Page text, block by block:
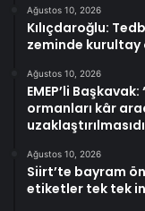
Ağustos 10, 2026
Kılıçdaroğlu:
zeminde kurultay
Ağustos 10, 2026
EMEP’li
ormanları kâr
Ağustos 10, 2026
Siirt’te bayram
etiketler tek tek